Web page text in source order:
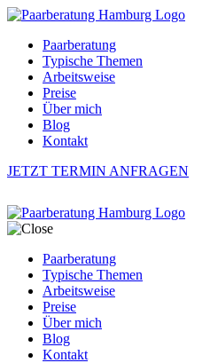
Paarberatung
Typische Themen
Arbeitsweise
Preise
Über mich
Blog
Kontakt
JETZT TERMIN ANFRAGEN
Paarberatung
Typische Themen
Arbeitsweise
Preise
Über mich
Blog
Kontakt